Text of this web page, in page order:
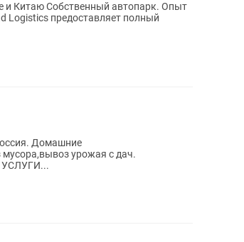
и Китаю Собственный автопарк. Опыт
Домашние
урожая с дач.
УСЛУГИ...